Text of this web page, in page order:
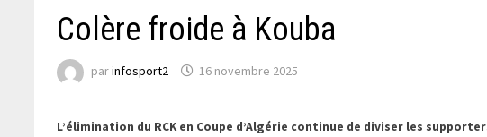
Colère froide à Kouba
parinfosport2 16 novembre 2025
L’élimination du RCK en Coupe d’Algérie continue de diviser les